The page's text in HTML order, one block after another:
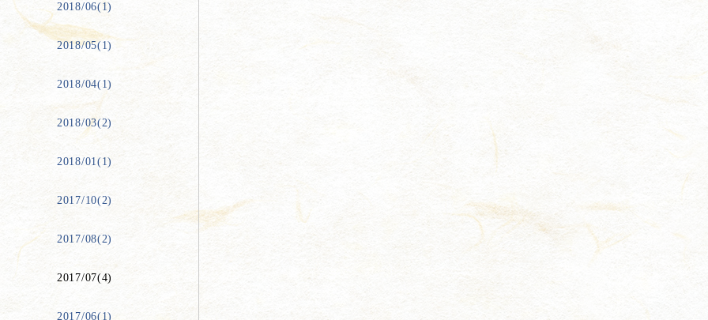
2018/06(1)
2018/05(1)
2018/04(1)
2018/03(2)
2018/01(1)
2017/10(2)
2017/08(2)
2017/07(4)
2017/06(1)